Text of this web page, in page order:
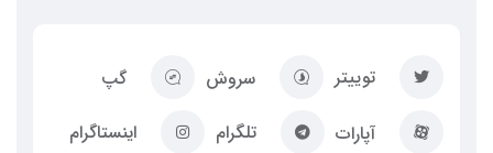
توییتر سروش
گپ
آپارات
تلگرام اینستاگرام